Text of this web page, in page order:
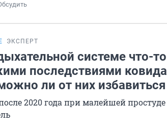
ЭКСПЕРТ
системе что-то
последствиями ковида
ли от них избавиться
2020 года при малейшей простуде